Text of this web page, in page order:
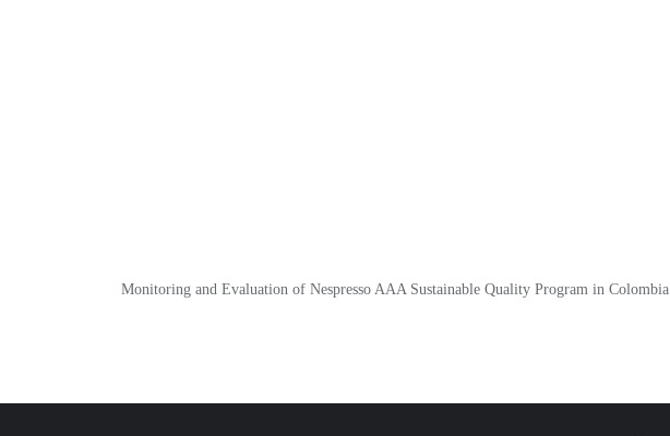
Monitoring and Evaluation of Nespresso AAA Sustainable Quality Program in Colombia